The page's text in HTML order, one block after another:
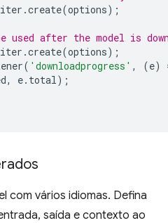
.create(options);
used after the model is
.create(options);
( 'downloadprogress' , (e)
, e. total);
com vários idiomas. Defina
saída e contexto ao